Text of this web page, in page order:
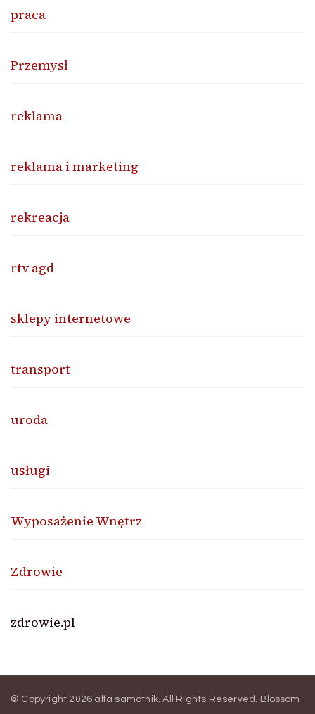
praca
Przemysł
reklama
reklama i marketing
rekreacja
rtv agd
sklepy internetowe
transport
uroda
usługi
Wyposażenie Wnętrz
Zdrowie
zdrowie.pl
© Copyright 2026 alfa samotnik. All Rights Reserved. Blossom